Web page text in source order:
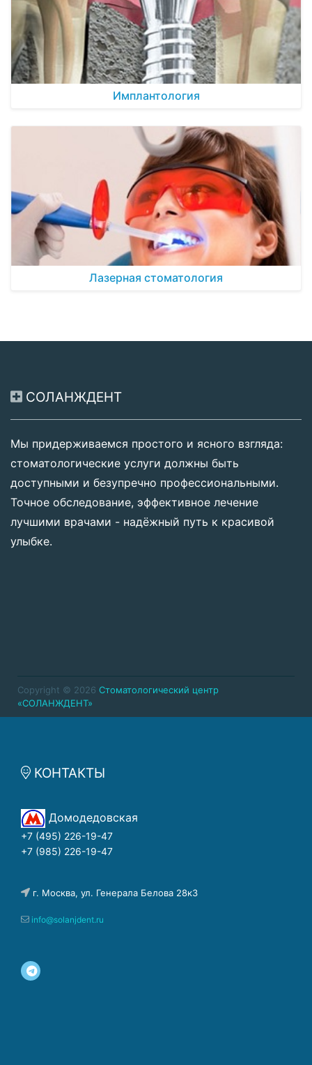
Имплантология
Лазерная стоматология
СОЛАНЖДЕНТ
Мы придерживаемся простого и ясного взгляда:
стоматологические услуги должны быть
доступными и безупречно профессиональными.
Точное обследование, эффективное лечение
лучшими врачами - надёжный путь к красивой
улыбке.
Copyright © 2026 Стоматологический центр
«СОЛАНЖДЕНТ»
КОНТАКТЫ
Домодедовская
+7 (495) 226-19-47
+7 (985) 226-19-47
г. Москва, ул. Генерала Белова 28к3
info@solanjdent.ru